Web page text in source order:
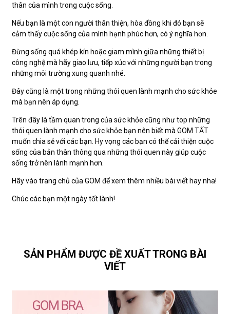
thân của mình trong cuộc sống.
Nếu bạn là một con người thân thiện, hòa đồng khi đó bạn sẽ
cảm thấy cuộc sống của mình hạnh phúc hơn, có ý nghĩa hơn.
Đừng sống quá khép kín hoặc giam mình giữa những thiết bị
công nghệ mà hãy giao lưu, tiếp xúc với những người bạn trong
những môi trường xung quanh nhé.
Đây cũng là một trong những thói quen lành mạnh cho sức khỏe
mà bạn nên áp dụng.
Trên đây là tầm quan trong của sức khỏe cũng như top những
thói quen lành mạnh cho sức khỏe bạn nên biết mà GOM TẤT
muốn chia sẻ với các bạn. Hy vọng các bạn có thể cải thiện cuộc
sống của bản thân thông qua những thói quen này giúp cuộc
sống trở nên lành mạnh hơn.
Hãy vào trang chủ của GOM để xem thêm nhiều bài viết hay nha!
Chúc các bạn một ngày tốt lành!
SẢN PHẨM ĐƯỢC ĐỀ XUẤT TRONG BÀI
VIẾT